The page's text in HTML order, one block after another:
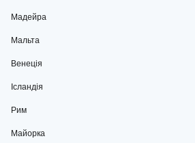
Мадейра
Мальта
Венеція
Ісландія
Рим
Майорка